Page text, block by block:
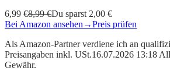
6,99 €8,99 €Du sparst 2,00 €
Bei Amazon ansehen→Preis prüfen
Als Amazon-Partner verdiene ich an
Preisangaben inkl. USt.16.07.2026 13:18
Gewähr.